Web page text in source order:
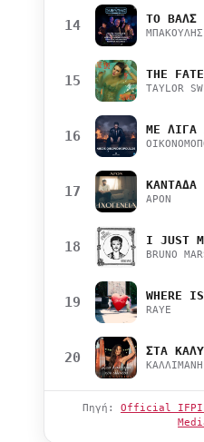
14
15 THE
TAYLOR
16 ΜΕ ΛΙΓΑ
17 ΚΑΝΤΑΔΑ
APON
18 I JUST
BRUNO
19 WHERE
RAYE
20
Πηγή: Official IFPI